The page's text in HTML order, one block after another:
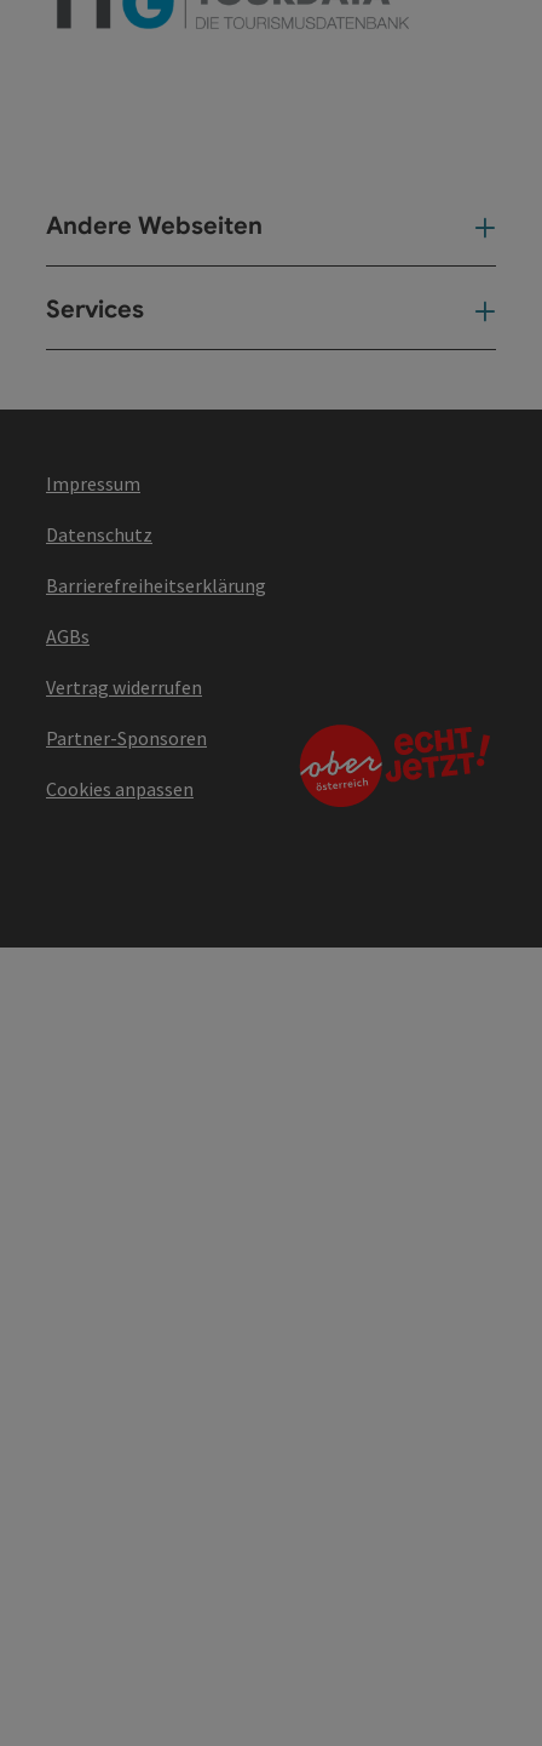
Andere Webseiten
Services
Impressum
Datenschutz
Barrierefreiheitserklärung
AGBs
Vertrag widerrufen
Partner-Sponsoren
Cookies anpassen